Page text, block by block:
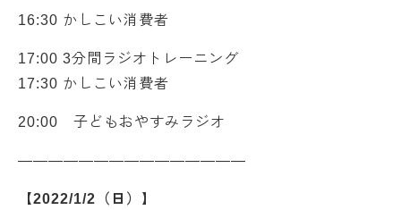
16:30 かしこい消費者
17:00 3分間ラジオトレーニング
17:30 かしこい消費者
20:00 子どもおやすみラジオ
———————————————
【2022/1/2（日）】